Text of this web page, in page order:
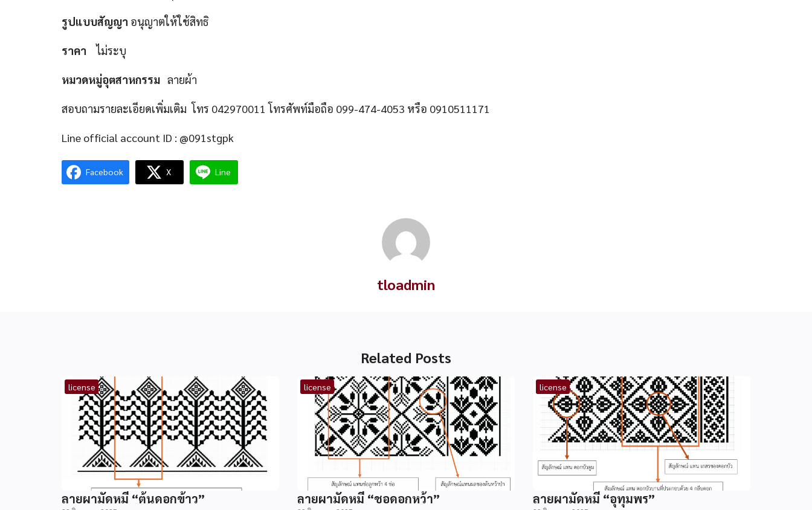
รูปแบบสัญญา อนุญาตให้ใช้สิทธิ
ราคา ไม่ระบุ
หมวดหมู่อุตสาหกรรม ลายผ้า
สอบถามรายละเอียดเพิ่มเติม โทร 042970011 โทรศัพท์มือถือ 099-474-4053 หรือ 0910511171
Line official account ID : @091stgpk
Facebook X Line
tloadmin
Related Posts
license
ลายผามัดหมี่ “ต้นดอกข้าว”
license
ลายผามัดหมี่ “ชอดอกหว้า”
license
ลายผามัดหมี่ “อุทุมพร”